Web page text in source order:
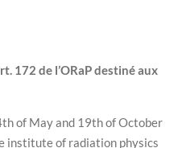
172 de l’ORaP destiné aux
of May and 19th of October
institute of radiation physics